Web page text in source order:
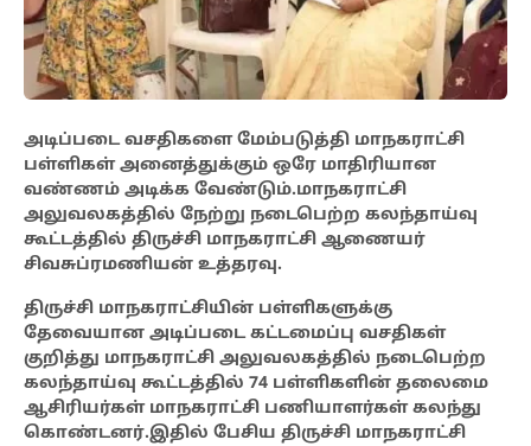
அடிப்படை வசதிகளை மேம்படுத்தி மாநகராட்சி
பள்ளிகள் அனைத்துக்கும் ஒரே மாதிரியான
வண்ணம் அடிக்க வேண்டும்.மாநகராட்சி
அலுவலகத்தில் நேற்று நடைபெற்ற கலந்தாய்வு
கூட்டத்தில் திருச்சி மாநகராட்சி ஆணையர்
சிவசுப்ரமணியன் உத்தரவு.
திருச்சி மாநகராட்சியின் பள்ளிகளுக்கு
தேவையான அடிப்படை கட்டமைப்பு வசதிகள்
குறித்து மாநகராட்சி அலுவலகத்தில் நடைபெற்ற
கலந்தாய்வு கூட்டத்தில் 74 பள்ளிகளின் தலைமை
ஆசிரியர்கள் மாநகராட்சி பணியாளர்கள் கலந்து
கொண்டனர்.இதில் பேசிய திருச்சி மாநகராட்சி